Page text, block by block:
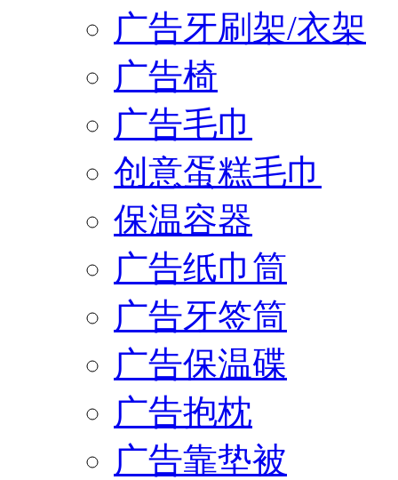
广告牙刷架/衣架
广告椅
广告毛巾
创意蛋糕毛巾
保温容器
广告纸巾筒
广告牙签筒
广告保温碟
广告抱枕
广告靠垫被